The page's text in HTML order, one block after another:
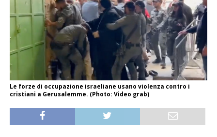
Le forze di occupazione israeliane usano violenza contro i
cristiani a Gerusalemme. (Photo: Video grab)